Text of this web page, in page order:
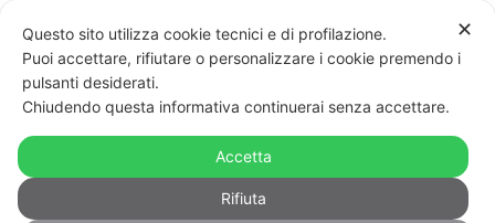
Omofobia al liceo di Perugia, le
associazioni: “Intervenire contro le
discriminazioni”
✕
Questo sito utilizza cookie tecnici e di profilazione.
Puoi accettare, rifiutare o personalizzare i cookie premendo i
pulsanti desiderati.
Chiudendo questa informativa continuerai senza accettare.
Accetta
Rifiuta